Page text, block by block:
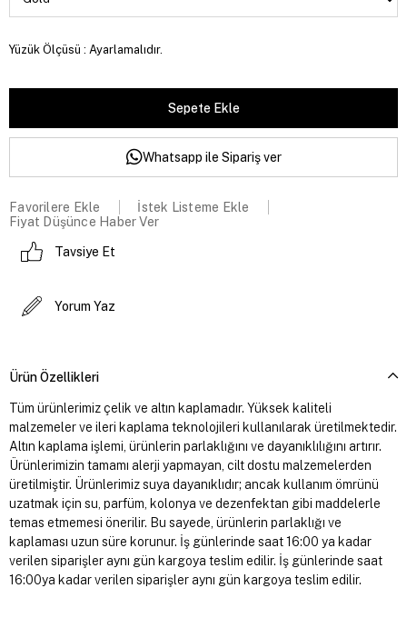
Yüzük Ölçüsü : Ayarlamalıdır.
Whatsapp ile Sipariş ver
Favorilere Ekle
İstek Listeme Ekle
Fiyat Düşünce Haber Ver
Tavsiye Et
Yorum Yaz
Ürün Özellikleri
Tüm ürünlerimiz çelik ve altın kaplamadır. Yüksek kaliteli
malzemeler ve ileri kaplama teknolojileri kullanılarak üretilmektedir.
Altın kaplama işlemi, ürünlerin parlaklığını ve dayanıklılığını artırır.
Ürünlerimizin tamamı alerji yapmayan, cilt dostu malzemelerden
üretilmiştir. Ürünlerimiz suya dayanıklıdır; ancak kullanım ömrünü
uzatmak için su, parfüm, kolonya ve dezenfektan gibi maddelerle
temas etmemesi önerilir. Bu sayede, ürünlerin parlaklığı ve
kaplaması uzun süre korunur. İş günlerinde saat 16:00 ya kadar
verilen siparişler aynı gün kargoya teslim edilir. İş günlerinde saat
16:00ya kadar verilen siparişler aynı gün kargoya teslim edilir.